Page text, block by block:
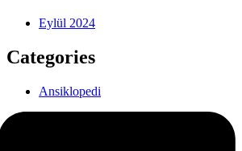
Eylül 2024
Categories
Ansiklopedi